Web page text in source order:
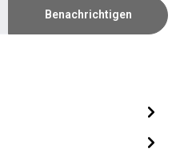
Benachrichtigen